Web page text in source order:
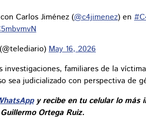
Carlos Jiménez (@c4jimenez) en
May 16, 2026
investigaciones, familiares de la
sea judicializado con perspectiva de
y recibe en tu celular lo más
Ortega Ruiz.